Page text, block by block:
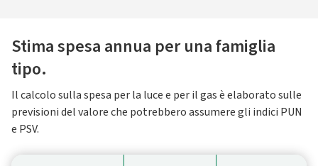
Stima spesa annua per una famiglia
tipo.
Il calcolo sulla spesa per la luce e per il gas è elaborato sulle
previsioni del valore che potrebbero assumere gli indici PUN
e PSV.